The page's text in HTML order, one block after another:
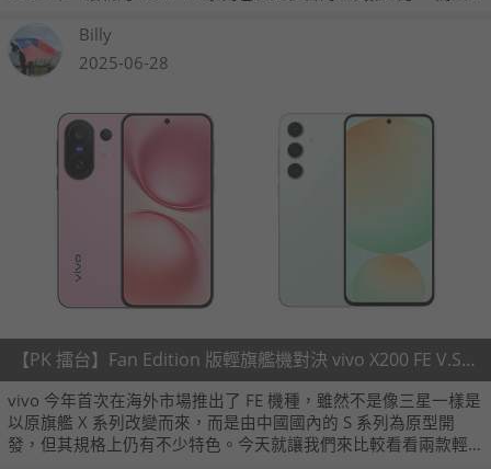
Billy
2025-06-28
【PK 擂台】Fan Edition 版輕旗艦機對決 vivo X200 FE V.S. Samsung Galaxy S24 FE
vivo 今年首次在海外市場推出了 FE 機種，雖然不是像三星一樣是
以原旗艦 X 系列改變而來，而是由中國國內的 S 系列為原型開
發，但其規格上仍有不少特色。今天就讓我們來比較看看兩款輕